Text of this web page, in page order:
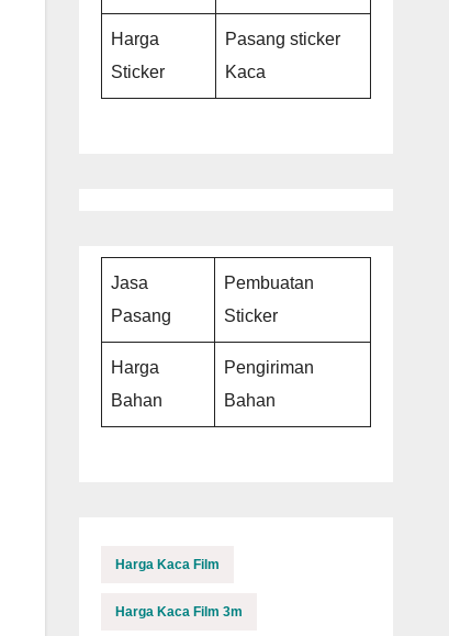
Harga
Sticker
Pasang sticker
Kaca
Jasa
Pasang
Pembuatan
Sticker
Harga
Bahan
Pengiriman
Bahan
Harga Kaca Film
Harga Kaca Film 3m